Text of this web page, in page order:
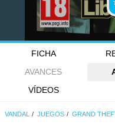
FICHA
AVANCES
VÍDEOS
VANDAL JUEGOS GRAND